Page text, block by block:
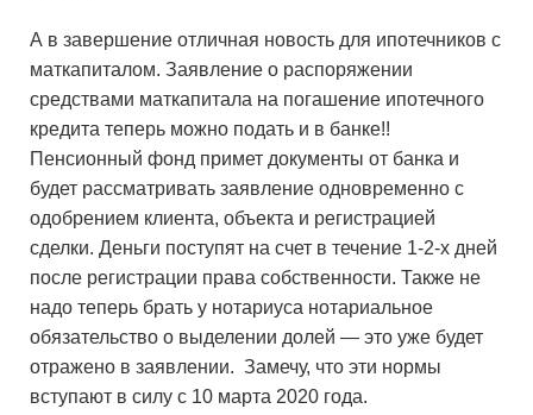
А в завершение отличная новость для ипотечников с
маткапиталом. Заявление о распоряжении
средствами маткапитала на погашение ипотечного
кредита теперь можно подать и в банке!!
Пенсионный фонд примет документы от банка и
будет рассматривать заявление одновременно с
одобрением клиента, объекта и регистрацией
сделки. Деньги поступят на счет в течение 1-2-х дней
после регистрации права собственности. Также не
надо теперь брать у нотариуса нотариальное
обязательство о выделении долей — это уже будет
отражено в заявлении. Замечу, что эти нормы
вступают в силу с 10 марта 2020 года.